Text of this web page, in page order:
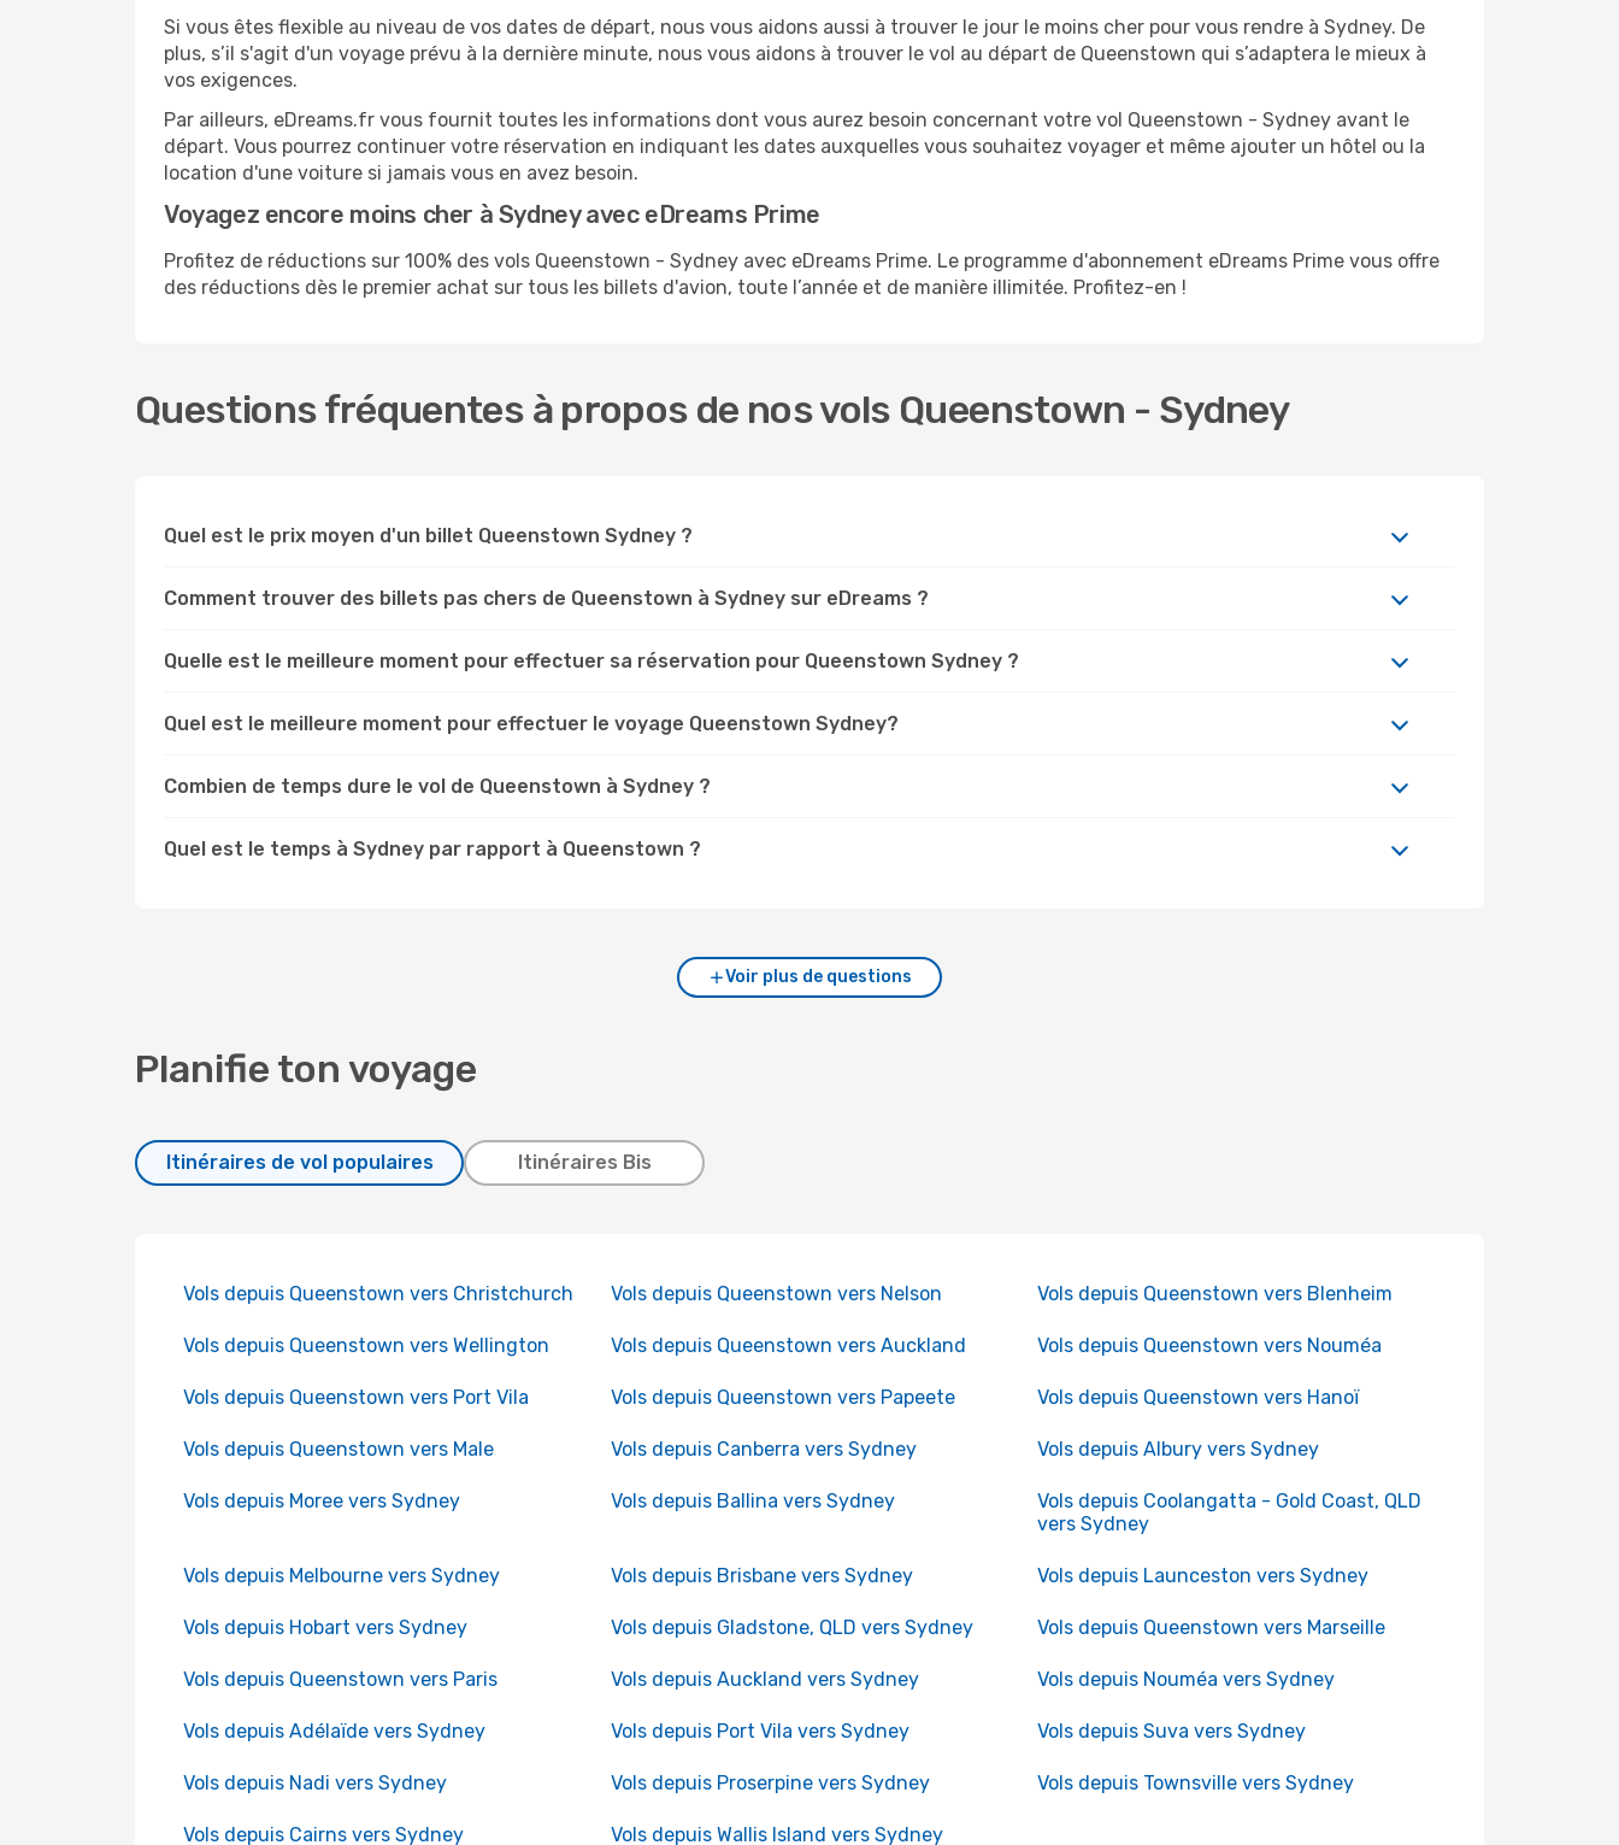
Si vous êtes flexible au niveau de vos dates de départ, nous vous aidons aussi à trouver le jour le moins cher pour vous rendre à Sydney. De
plus, s’il s'agit d'un voyage prévu à la dernière minute, nous vous aidons à trouver le vol au départ de Queenstown qui s’adaptera le mieux à
vos exigences.
Par ailleurs, eDreams.fr vous fournit toutes les informations dont vous aurez besoin concernant votre vol Queenstown - Sydney avant le
départ. Vous pourrez continuer votre réservation en indiquant les dates auxquelles vous souhaitez voyager et même ajouter un hôtel ou la
location d'une voiture si jamais vous en avez besoin.
Voyagez encore moins cher à Sydney avec eDreams Prime
Profitez de réductions sur 100% des vols Queenstown - Sydney avec eDreams Prime. Le programme d'abonnement eDreams Prime vous offre
des réductions dès le premier achat sur tous les billets d'avion, toute l’année et de manière illimitée. Profitez-en !
Questions fréquentes à propos de nos vols Queenstown - Sydney
Quel est le prix moyen d'un billet Queenstown Sydney ?
Comment trouver des billets pas chers de Queenstown à Sydney sur eDreams ?
Quelle est le meilleure moment pour effectuer sa réservation pour Queenstown Sydney ?
Quel est le meilleure moment pour effectuer le voyage Queenstown Sydney?
Combien de temps dure le vol de Queenstown à Sydney ?
Quel est le temps à Sydney par rapport à Queenstown ?
Voir plus de questions
Planifie ton voyage
Itinéraires de vol populaires Itinéraires Bis
Vols depuis Queenstown vers Christchurch Vols depuis Queenstown vers Nelson Vols depuis Queenstown vers Blenheim
Vols depuis Queenstown vers Wellington Vols depuis Queenstown vers Auckland Vols depuis Queenstown vers Nouméa
Vols depuis Queenstown vers Port Vila Vols depuis Queenstown vers Papeete Vols depuis Queenstown vers Hanoï
Vols depuis Queenstown vers Male Vols depuis Canberra vers Sydney Vols depuis Albury vers Sydney
Vols depuis Moree vers Sydney Vols depuis Ballina vers Sydney
Vols depuis Coolangatta - Gold Coast, QLD
vers Sydney
Vols depuis Melbourne vers Sydney Vols depuis Brisbane vers Sydney Vols depuis Launceston vers Sydney
Vols depuis Hobart vers Sydney Vols depuis Gladstone, QLD vers Sydney Vols depuis Queenstown vers Marseille
Vols depuis Queenstown vers Paris Vols depuis Auckland vers Sydney Vols depuis Nouméa vers Sydney
Vols depuis Adélaïde vers Sydney Vols depuis Port Vila vers Sydney Vols depuis Suva vers Sydney
Vols depuis Nadi vers Sydney Vols depuis Proserpine vers Sydney Vols depuis Townsville vers Sydney
Vols depuis Cairns vers Sydney Vols depuis Wallis Island vers Sydney